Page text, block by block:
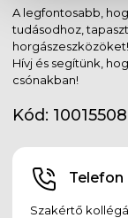
A legfontosabb,
tudásodhoz,
horgászeszközöket!
Hívj és segítünk,
csónakban!
Kód: 10015508
Telefon
Szakértő